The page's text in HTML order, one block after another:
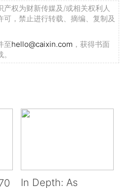
产权为财新传媒及/或相关权利人
可，禁止进行转载、摘编、复制及
至hello@caixin.com ，获得书面
In Depth: As